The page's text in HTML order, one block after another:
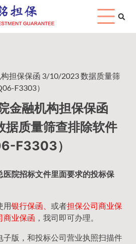
担保保函 3/10/2023 数据质量筛
F3303）
金融机构担保保函
质量筛查排除软件
F3303）
医院招标文件里面要求的投标保
用银行保函、 或者担保公司商业保
商业保函 ，我司即可办理。
子版，和投标公司营业执照扫描件